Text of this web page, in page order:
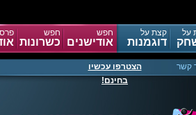
חפש
כשרונות
חפש
אודישנים
קצת על
דוגמנות
על
קשר
הצטרפו עכשיו
בחינם!